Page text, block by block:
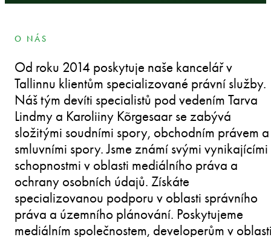
O NÁS
Od roku 2014 poskytuje naše kancelář v
Tallinnu klientům specializované právní služby.
Náš tým devíti specialistů pod vedením Tarva
Lindmy a Karoliiny Kõrgesaar se zabývá
složitými soudními spory, obchodním právem a
smluvními spory. Jsme známí svými vynikajícími
schopnostmi v oblasti mediálního práva a
ochrany osobních údajů. Získáte
specializovanou podporu v oblasti správního
práva a územního plánování. Poskytujeme
mediálním společnostem, developerům v